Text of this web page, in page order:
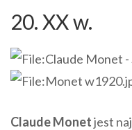
20. XX w.
Claude Monetjest